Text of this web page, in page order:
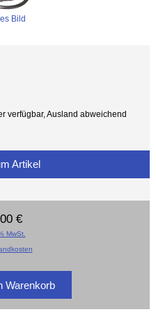
Bild
verfügbar, Ausland abweichend
Artikel
€
MwSt.